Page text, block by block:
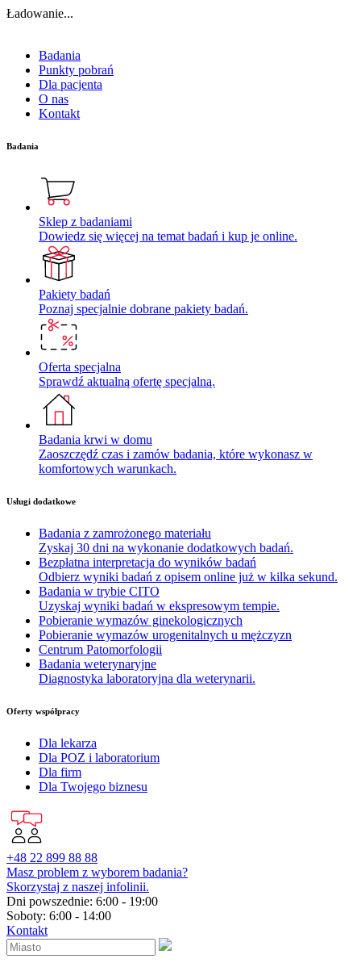
Ładowanie...
Badania
Punkty pobrań
Dla pacjenta
O nas
Kontakt
Badania
Sklep z badaniami
Dowiedz się więcej na temat badań i kup je online.
Pakiety badań
Poznaj specjalnie dobrane pakiety badań.
Oferta specjalna
Sprawdź aktualną ofertę specjalną.
Badania krwi w domu
Zaoszczędź czas i zamów badania, które wykonasz w
komfortowych warunkach.
Usługi dodatkowe
Badania z zamrożonego materiału
Zyskaj 30 dni na wykonanie dodatkowych badań.
Bezpłatna interpretacja do wyników badań
Odbierz wyniki badań z opisem online już w kilka sekund.
Badania w trybie CITO
Uzyskaj wyniki badań w ekspresowym tempie.
Pobieranie wymazów ginekologicznych
Pobieranie wymazów urogenitalnych u mężczyzn
Centrum Patomorfologii
Badania weterynaryjne
Diagnostyka laboratoryjna dla weterynarii.
Oferty współpracy
Dla lekarza
Dla POZ i laboratorium
Dla firm
Dla Twojego biznesu
+48 22 899 88 88
Masz problem z wyborem badania?
Skorzystaj z naszej infolinii.
Dni powszednie: 6:00 - 19:00
Soboty: 6:00 - 14:00
Kontakt